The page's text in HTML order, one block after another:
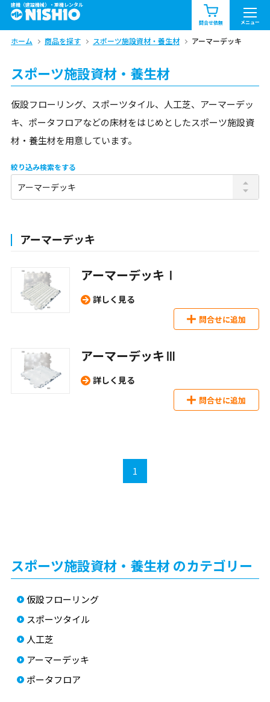
建機（建設機械）・重機レンタル
問合せ依頼 メニュー
商品一覧 お知らせ一覧
問合せ依頼リスト お問合せ
エリア情報を見る
北海道 東北 関東
九州・沖縄（外部）
ホーム 商品を探す スポーツ施設資材・養生材 アーマーデッキ
スポーツ施設資材・養生材
仮設フローリング、スポーツタイル、人工芝、アーマーデッ
キ、ポータフロアなどの床材をはじめとしたスポーツ施設資
材・養生材を用意しています。
絞り込み検索をする
アーマーデッキ
アーマーデッキⅠ
詳しく見る
問合せに追加
アーマーデッキⅢ
詳しく見る
問合せに追加
1
スポーツ施設資材・養生材 のカテゴリー
仮設フローリング
スポーツタイル
人工芝
アーマーデッキ
ポータフロア